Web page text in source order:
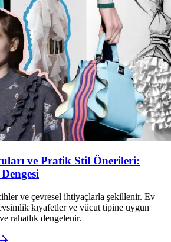
ve Pratik Stil Önerileri:
ve çevresel ihtiyaçlarla şekillenir. Ev
kıyafetler ve vücut tipine uygun
rahatlık dengelenir.